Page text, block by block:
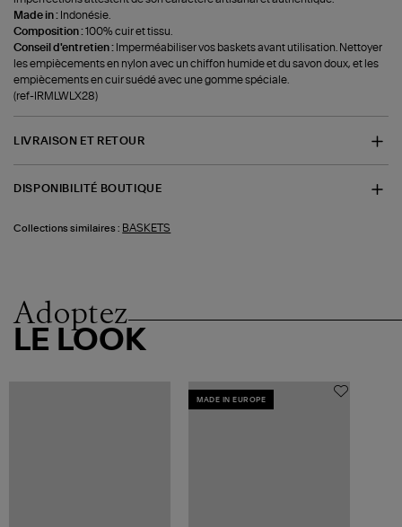
Made in : Indonésie.
Composition :100% cuir et tissu.
Conseil d'entretien : Imperméabiliser vos baskets avant utilisation. Nettoyer
les empiècements en nylon avec un chiffon humide et du savon doux, et les
empiècements en cuir suédé avec une gomme spéciale.
(ref-IRMLWLX28)
LIVRAISON ET RETOUR
DISPONIBILITÉ BOUTIQUE
Collections similaires : BASKETS
Adoptez
LE LOOK
MADE IN EUROPE